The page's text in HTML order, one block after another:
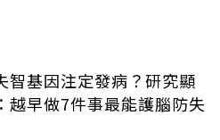
智基因注定發病？研究顯
越早做7件事最能護腦防失